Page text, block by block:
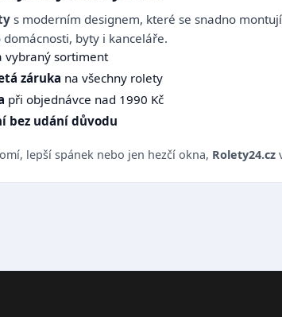
s moderním designem, které se snadno
byty i kanceláře.
vybraný sortiment
záruka na všechny rolety
při objednávce nad 1990 Kč
bez udání důvodu
lepší spánek nebo jen hezčí okna, Rolety24.cz